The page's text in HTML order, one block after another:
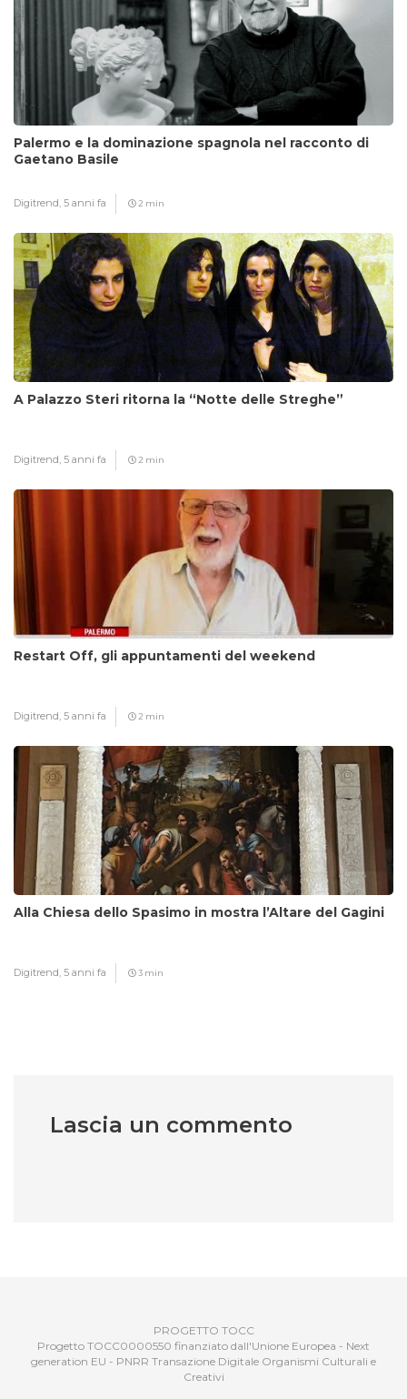
Palermo e la dominazione spagnola nel racconto di
Gaetano Basile
Digitrend, 5 anni fa 2 min
A Palazzo Steri ritorna la “Notte delle Streghe”
Digitrend, 5 anni fa 2 min
Restart Off, gli appuntamenti del weekend
Digitrend, 5 anni fa 2 min
Alla Chiesa dello Spasimo in mostra l’Altare del Gagini
Digitrend, 5 anni fa 3 min
Lascia un commento
PROGETTO TOCC
Progetto TOCC0000550 finanziato dall'Unione Europea - Next
generation EU - PNRR Transazione Digitale Organismi Culturali e
Creativi